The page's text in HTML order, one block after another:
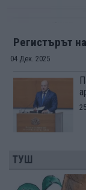
Регистърът
04 Дек. 2025
ТУШ